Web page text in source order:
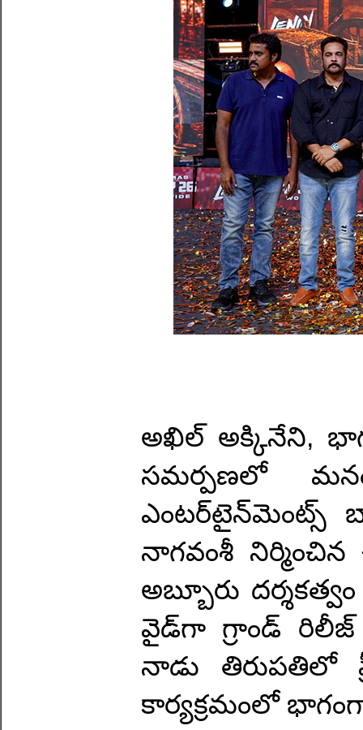
అఖిల్ అక్కినేని,
సమర్పణలో
ఎంటర్‌టైన్‌మెంట్స్
నాగవంశీ
అబ్బూరు
వైడ్‌గా గ్రాండ్
నాడు తిరుపతిలో
కార్యక్రమంలో